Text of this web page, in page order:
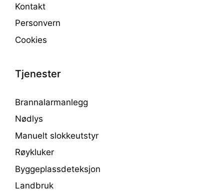
Kontakt
Personvern
Cookies
Tjenester
Brannalarmanlegg
Nødlys
Manuelt slokkeutstyr
Røykluker
Byggeplassdeteksjon
Landbruk